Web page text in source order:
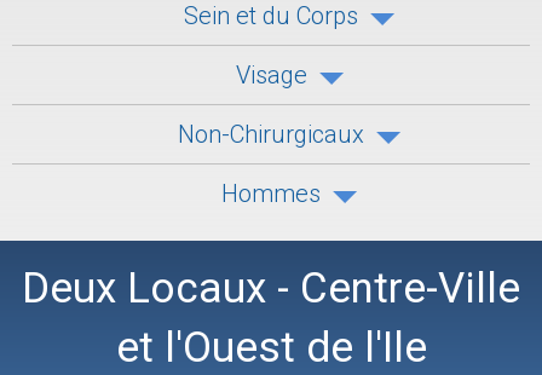
Sein et du Corps
Visage
Non-Chirurgicaux
Hommes
Deux Locaux - Centre-Ville
et l'Ouest de l'Ile